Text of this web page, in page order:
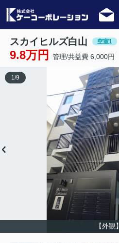
スカイヒルズ白山 空室1
9.8万円 管理/共益費 6,000円
【外観】
1 /9